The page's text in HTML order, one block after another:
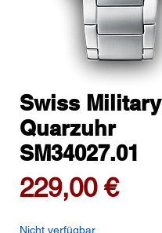
Swiss Military
Quarzuhr
SM34027.01
229,00 €Preis
Nicht verfügbar